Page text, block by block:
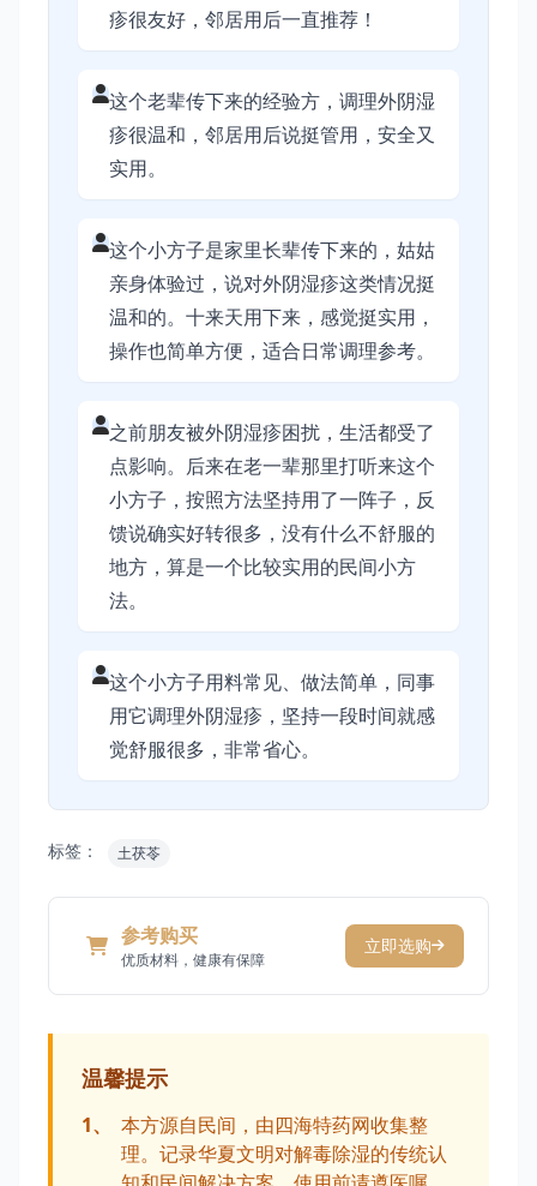
疹很友好，邻居用后一直推荐！
这个老辈传下来的经验方，调理外阴湿
疹很温和，邻居用后说挺管用，安全又
实用。
这个小方子是家里长辈传下来的，姑姑
亲身体验过，说对外阴湿疹这类情况挺
温和的。十来天用下来，感觉挺实用，
操作也简单方便，适合日常调理参考。
之前朋友被外阴湿疹困扰，生活都受了
点影响。后来在老一辈那里打听来这个
小方子，按照方法坚持用了一阵子，反
馈说确实好转很多，没有什么不舒服的
地方，算是一个比较实用的民间小方
法。
这个小方子用料常见、做法简单，同事
用它调理外阴湿疹，坚持一段时间就感
觉舒服很多，非常省心。
标签： 土茯苓
参考购买
优质材料，健康有保障
立即选购
温馨提示
1、
本方源自民间，由四海特药网收集整
理。记录华夏文明对解毒除湿的传统认